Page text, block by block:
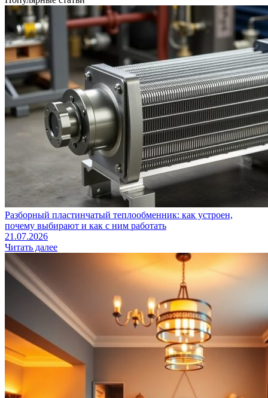
Разборный пластинчатый теплообменник: как устроен,
почему выбирают и как с ним работать
21.07.2026
Читать далее